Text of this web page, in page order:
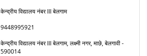
केन्द्रीय विद्यालय नंबर III बेलगाम
9448995921
केन्द्रीय विद्यालय नंबर III बेलगाम, लक्ष्मी नगर, माछे, बेलगावी -
590014